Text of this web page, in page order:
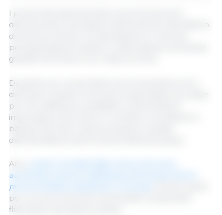
I prezzi internazionali della carne bovina sono
diminuiti sotto la pressione dell'aumento dell'offerta
di bovini pronti per la macellazione in molti dei
principali paesi produttori e della debole domanda
globale di forniture nel medio termine.
Da parte sua, i prezzi della carne di pollame sono
diminuiti in quanto le forniture esportabili sono state
più che sufficienti a soddisfare la domanda di
importazioni di forniture in contanti, nonostante le
battute d'arresto nella produzione causate
dall'intensificarsi dei focolai di influenza aviaria.
Anzi,
aumentati sostenuti dall'elevata domanda interna
prima di Natale, soprattutto in Europa
per la carne ovina sono aumentati a causa delle
fluttuazioni dei tassi di cambio.